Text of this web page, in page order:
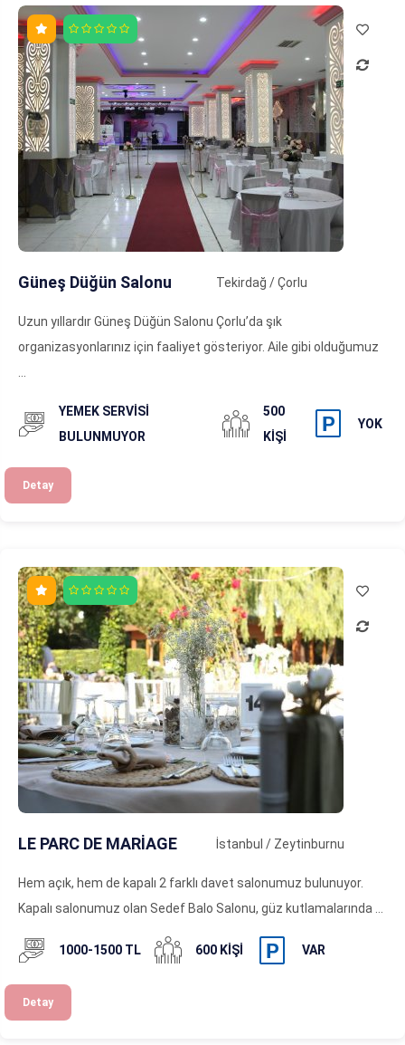
Güneş Düğün Salonu Tekirdağ / Çorlu
Uzun yıllardır Güneş Düğün Salonu Çorlu’da şık
organizasyonlarınız için faaliyet gösteriyor. Aile gibi olduğumuz
YEMEK SERVISI
BULUNMUYOR
500
KIŞI
YOK
Detay
LE PARC DE MARİAGE İstanbul / Zeytinburnu
Hem açık, hem de kapalı 2 farklı davet salonumuz bulunuyor.
Kapalı salonumuz olan Sedef Balo Salonu, güz kutlamalarında ...
1000-1500 TL 600 KIŞI VAR
Detay